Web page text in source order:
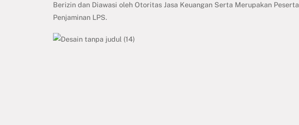
Berizin dan Diawasi oleh Otoritas Jasa Keuangan Serta Merupakan Peserta
Penjaminan LPS.